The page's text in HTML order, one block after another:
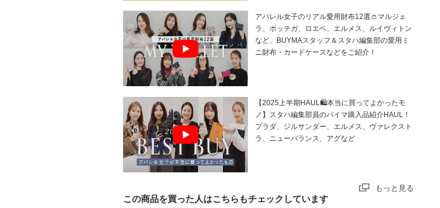
アパレル女子のリアル愛用財布12選👛マルジェ
ラ、ボッテガ、ロエベ、エルメス、ルイヴィトン
など、BUYMAスタッフ＆スタハ編集部の愛用ミ
ニ財布・カードケースなどをご紹介！
【2025上半期HAUL🛍本当に買ってよかったモ
ノ】スタハ編集部員のバイマ購入品紹介HAUL！
プラダ、ジルサンダー、エルメス、ヴァレクスト
ラ、ニューバランス、アグなど
もっと見る
この商品を買った人はこちらもチェックしています